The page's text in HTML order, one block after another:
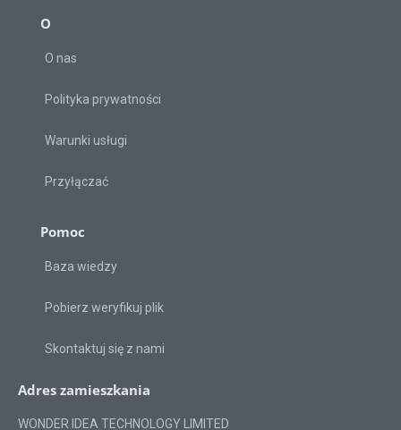
O
O nas
Polityka prywatności
Warunki usługi
Przyłączać
Pomoc
Baza wiedzy
Pobierz weryfikuj plik
Skontaktuj się z nami
Adres zamieszkania
WONDER IDEA TECHNOLOGY LIMITED